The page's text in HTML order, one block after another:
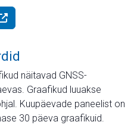
näitavad GNSS-
Graafikud luuakse
Kuupäevade paneelist on
30 päeva graafikuid.